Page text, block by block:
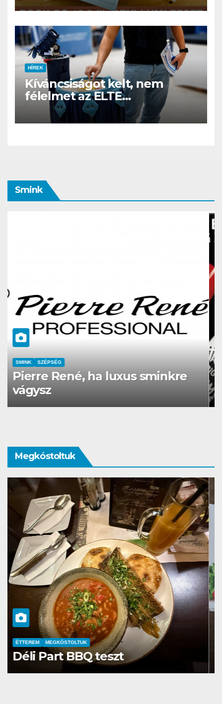
családi csomagban
HÍREK
Kíváncsiságot kelt, nem
félelmet az ELTE
etológusainak felszolgáló
robotja
Smink
CSAJOK SMINK SZÉPSÉG
Hean sminktermékek, TESZT
Megkóstoltuk
MEGKÓSTOLTUK
Ricola Drink Cubes tesztek –
Lemon Mint & Raspberry
Melissa